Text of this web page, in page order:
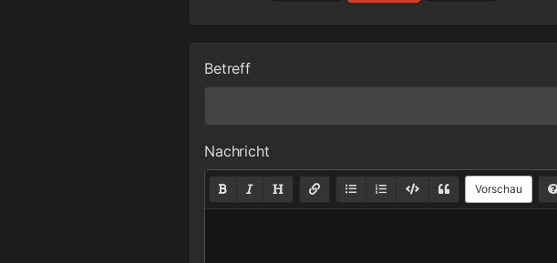
Betreff
Nachricht
Vorschau